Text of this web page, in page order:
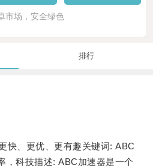
市场，安全绿色
排行
、更优、更有趣关键词: ABC
，科技描述: ABC加速器是一个